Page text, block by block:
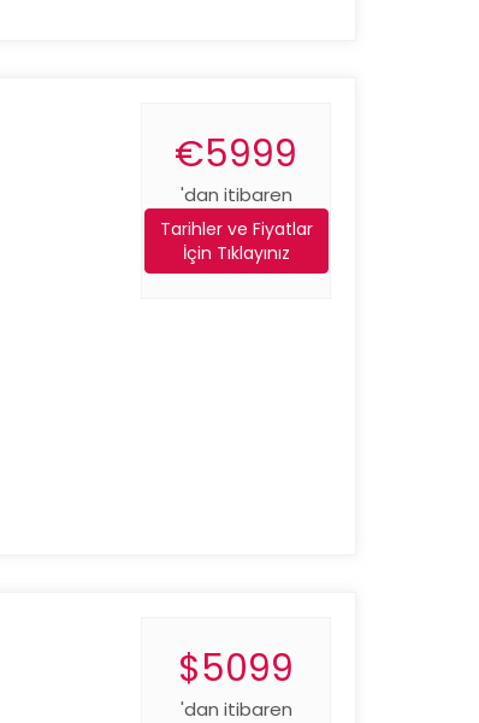
€5999
'dan itibaren
Tarihler ve Fiyatlar
İçin Tıklayınız
$5099
'dan itibaren